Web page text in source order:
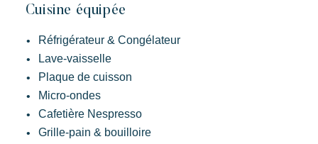
Kon Tiki
Cuisine équipée
Réfrigérateur & Congélateur
Lave-vaisselle
Plaque de cuisson
Micro-ondes
Cafetière Nespresso
Grille-pain & bouilloire